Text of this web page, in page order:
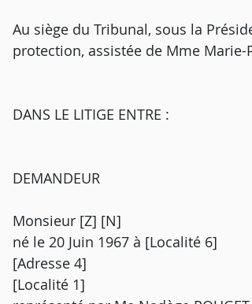
Au siège du Tribunal, sous la
protection, assistée de Mme Marie-
DANS LE LITIGE ENTRE :
DEMANDEUR
Monsieur [Z] [N]
né le 20 Juin 1967 à [Localité 6]
[Adresse 4]
[Localité 1]